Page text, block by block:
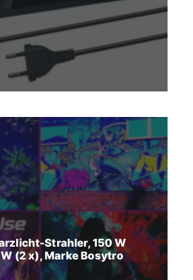
Strahler, 150 W
(2 x), Marke Bosytro